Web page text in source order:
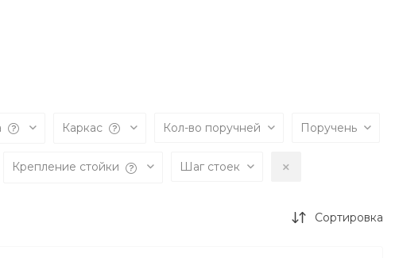
Каркас Кол-во поручней Поручень
Крепление стойки Шаг стоек
Сортировка